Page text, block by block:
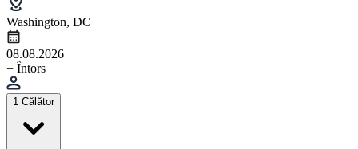
Washington, DC
08.08.2026
+ Întors
1 Călător